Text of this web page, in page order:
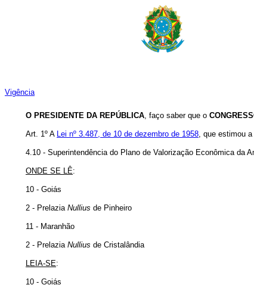
Vigência
O PRESIDENTE DA REPÚBLICA, faço saber que o
Art. 1º A Lei nº 3.487, de 10 de dezembro de 1958, que estimou
4.10 - Superintendência do Plano de Valorização Econômica da
ONDE SE LÊ:
10 - Goiás
2 - Prelazia Nullius de Pinheiro
11 - Maranhão
2 - Prelazia Nullius de Cristalândia
LEIA-SE:
10 - Goiás